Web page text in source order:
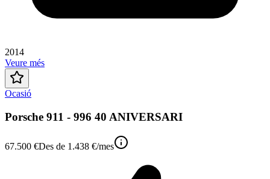
2014
Veure més
Ocasió
Porsche 911 - 996 40 ANIVERSARI
67.500 €Des de 1.438 €/mes